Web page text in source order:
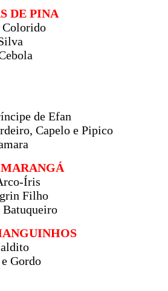
DE PINA
Colorido
de Efan
Capelo e Pipico
Íris
Filho
Gordo